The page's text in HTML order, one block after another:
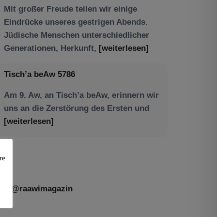
Tisch’a beAw 5786
Am 9. Aw, an Tisch’a beAw, erinnern wir
uns an die Zerstörung des Ersten und
[weiterlesen]
@raawimagazin